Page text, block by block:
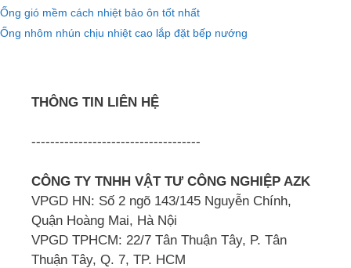
Ống gió mềm cách nhiệt bảo ôn tốt nhất
Ống nhôm nhún chịu nhiệt cao lắp đặt bếp nướng
THÔNG TIN LIÊN HỆ
------------------------------------
CÔNG TY TNHH VẬT TƯ CÔNG NGHIỆP AZK
VPGD HN: Số 2 ngõ 143/145 Nguyễn Chính,
Quận Hoàng Mai, Hà Nội
VPGD TPHCM: 22/7 Tân Thuận Tây, P. Tân
Thuận Tây, Q. 7, TP. HCM